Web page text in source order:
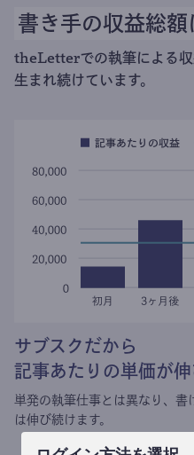
書き手の収益総額
theLetterでの執筆による
生まれ続けています。
サブスクだから
記事あたりの単価が伸
単発の執筆仕事とは異なり、 書
は伸び続けます。